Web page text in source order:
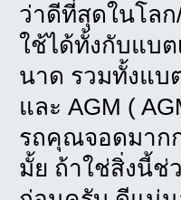
ว่าดีที่สุดในโล
ใช้ได้ทั้งกับแบ
นาด รวมทั้งแบ
และ AGM (
รถคุณจอดมาก
มั้ย ถ้าใช่สิ่งนี้